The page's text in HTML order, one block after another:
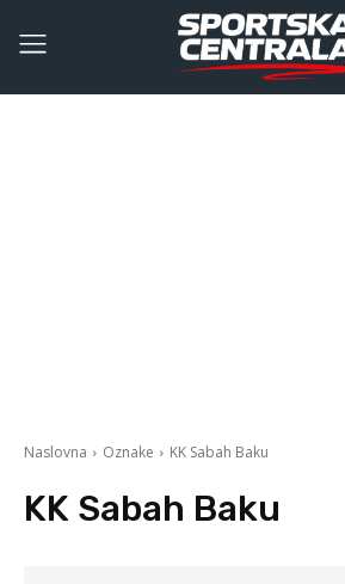
Naslovna Oznake KK Sabah Baku
KK Sabah Baku